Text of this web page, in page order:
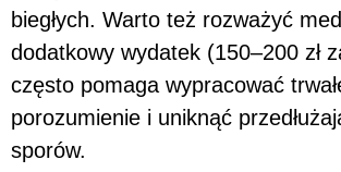
biegłych. Warto też rozważyć
dodatkowy wydatek (150–200 zł
często pomaga wypracować
porozumienie i uniknąć
sporów.